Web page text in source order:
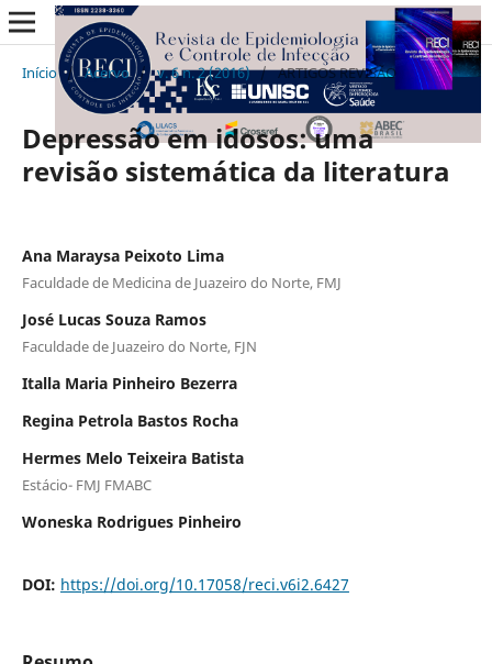
Início / Acervo / v. 6 n. 2 (2016) / ARTIGOS REVISÃO
Depressão em idosos: uma
revisão sistemática da literatura
Ana Maraysa Peixoto Lima
Faculdade de Medicina de Juazeiro do Norte, FMJ
José Lucas Souza Ramos
Faculdade de Juazeiro do Norte, FJN
Italla Maria Pinheiro Bezerra
Regina Petrola Bastos Rocha
Hermes Melo Teixeira Batista
Estácio- FMJ FMABC
Woneska Rodrigues Pinheiro
DOI: https://doi.org/10.17058/reci.v6i2.6427